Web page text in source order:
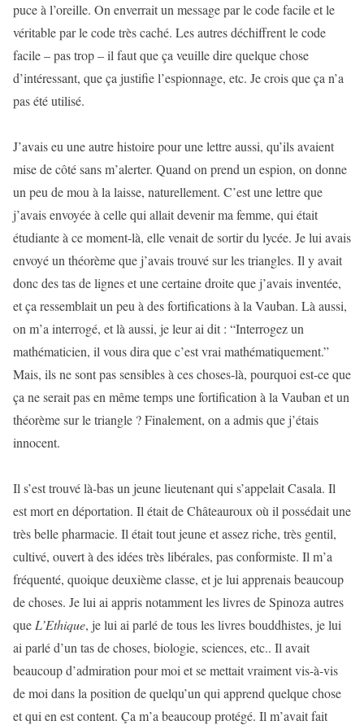
puce à l’oreille. On enverrait un message par le code facile et le
véritable par le code très caché. Les autres déchiffrent le code
facile – pas trop – il faut que ça veuille dire quelque chose
d’intéressant, que ça justifie l’espionnage, etc. Je crois que ça n’a
pas été utilisé.
J’avais eu une autre histoire pour une lettre aussi, qu’ils avaient
mise de côté sans m’alerter. Quand on prend un espion, on donne
un peu de mou à la laisse, naturellement. C’est une lettre que
j’avais envoyée à celle qui allait devenir ma femme, qui était
étudiante à ce moment-là, elle venait de sortir du lycée. Je lui avais
envoyé un théorème que j’avais trouvé sur les triangles. Il y avait
donc des tas de lignes et une certaine droite que j’avais inventée,
et ça ressemblait un peu à des fortifications à la Vauban. Là aussi,
on m’a interrogé, et là aussi, je leur ai dit : “Interrogez un
mathématicien, il vous dira que c’est vrai mathématiquement.”
Mais, ils ne sont pas sensibles à ces choses-là, pourquoi est-ce que
ça ne serait pas en même temps une fortification à la Vauban et un
théorème sur le triangle ? Finalement, on a admis que j’étais
innocent.
Il s’est trouvé là-bas un jeune lieutenant qui s’appelait Casala. Il
est mort en déportation. Il était de Châteauroux où il possédait une
très belle pharmacie. Il était tout jeune et assez riche, très gentil,
cultivé, ouvert à des idées très libérales, pas conformiste. Il m’a
fréquenté, quoique deuxième classe, et je lui apprenais beaucoup
de choses. Je lui ai appris notamment les livres de Spinoza autres
que L’Ethique, je lui ai parlé de tous les livres bouddhistes, je lui
ai parlé d’un tas de choses, biologie, sciences, etc.. Il avait
beaucoup d’admiration pour moi et se mettait vraiment vis-à-vis
de moi dans la position de quelqu’un qui apprend quelque chose
et qui en est content. Ça m’a beaucoup protégé. Il m’avait fait